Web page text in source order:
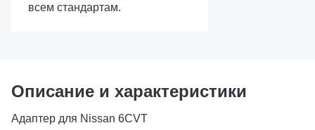
всем стандартам.
Описание и характеристики
Адаптер для Nissan 6CVT